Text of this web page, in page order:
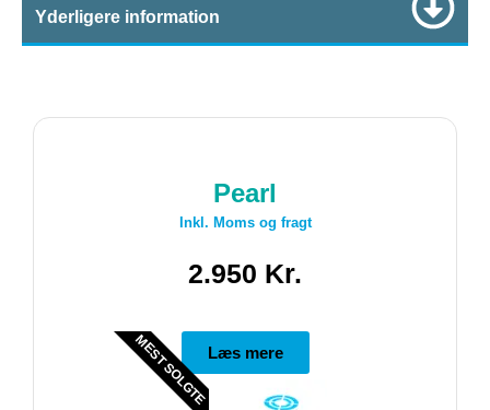
Yderligere information
Pearl
Inkl. Moms og fragt
2.950 Kr.
MEST SOLGTELæs mere